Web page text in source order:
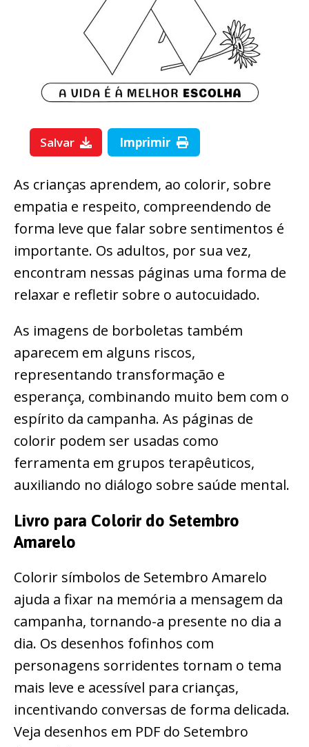
Salvar Imprimir
As crianças aprendem, ao colorir, sobre
empatia e respeito, compreendendo de
forma leve que falar sobre sentimentos é
importante. Os adultos, por sua vez,
encontram nessas páginas uma forma de
relaxar e refletir sobre o autocuidado.
As imagens de borboletas também
aparecem em alguns riscos,
representando transformação e
esperança, combinando muito bem com o
espírito da campanha. As páginas de
colorir podem ser usadas como
ferramenta em grupos terapêuticos,
auxiliando no diálogo sobre saúde mental.
Livro para Colorir do Setembro
Amarelo
Colorir símbolos de Setembro Amarelo
ajuda a fixar na memória a mensagem da
campanha, tornando-a presente no dia a
dia. Os desenhos fofinhos com
personagens sorridentes tornam o tema
mais leve e acessível para crianças,
incentivando conversas de forma delicada.
Veja desenhos em PDF do Setembro